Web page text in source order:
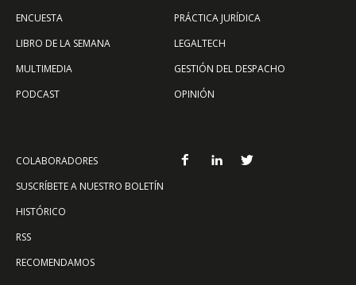
ENCUESTA
LIBRO DE LA SEMANA
MULTIMEDIA
PODCAST
PRÁCTICA JURÍDICA
LEGALTECH
GESTIÓN DEL DESPACHO
OPINIÓN
COLABORADORES
SUSCRÍBETE A NUESTRO BOLETÍN
HISTÓRICO
RSS
RECOMENDAMOS